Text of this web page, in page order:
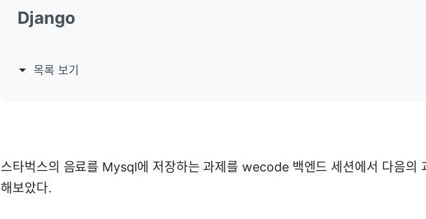
Django
목록 보기
스타벅스의 음료를 Mysql에 저장하는 과제를 wecode 백엔드 세션에서 다음의
해보았다.